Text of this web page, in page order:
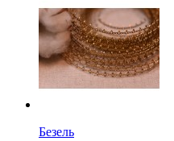
Безель